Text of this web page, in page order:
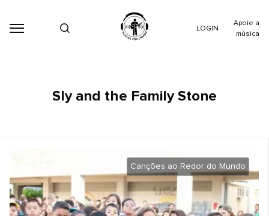
LOGIN
Apoie a
música
Sly and the Family Stone
Canções ao Redor do Mundo